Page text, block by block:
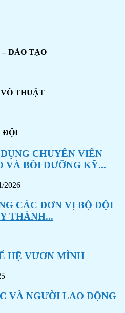
ĐÀO TẠO
THUẬT
ĐỘI
CHUYÊN VIÊN
VÀ BỒI DƯỠNG KỸ...
2026
CÁC ĐƠN VỊ BỘ ĐỘI
THÀNH...
HỆ VƯƠN MÌNH
VÀ NGƯỜI LAO ĐỘNG